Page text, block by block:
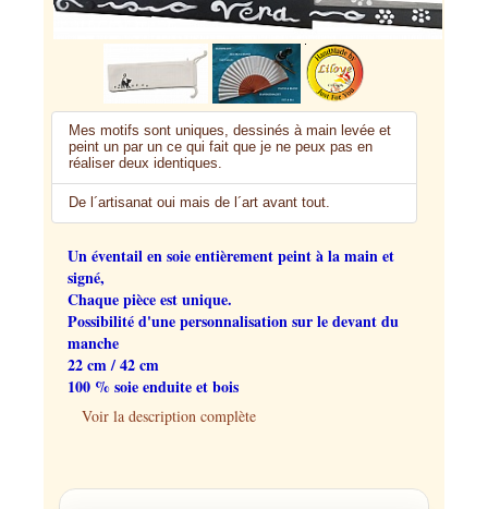
Mes motifs sont uniques, dessinés à main levée et
peint un par un ce qui fait que je ne peux pas en
réaliser deux identiques.
De l´artisanat oui mais de l´art avant tout.
Un éventail en soie entièrement peint à la main et
signé,
Chaque pièce est unique.
Possibilité d'une personnalisation sur le devant du
manche
22 cm / 42 cm
100 % soie enduite et bois
Voir la description complète